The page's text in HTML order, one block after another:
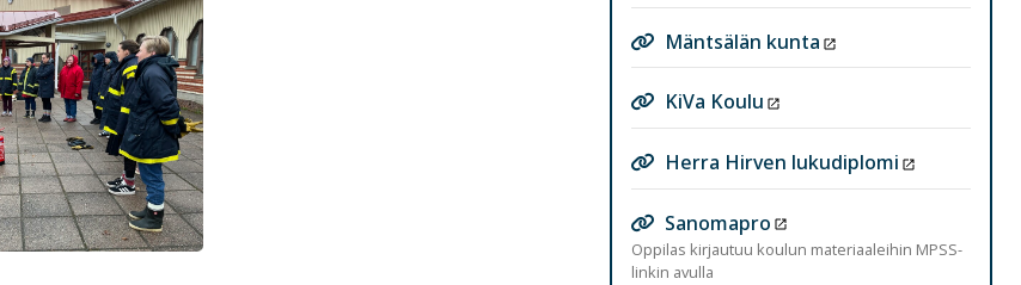
Mäntsälän kunta
KiVa Koulu
Herra Hirven lukudiplomi
Sanomapro
Oppilas kirjautuu koulun materiaaleihin MPSS-
linkin avulla